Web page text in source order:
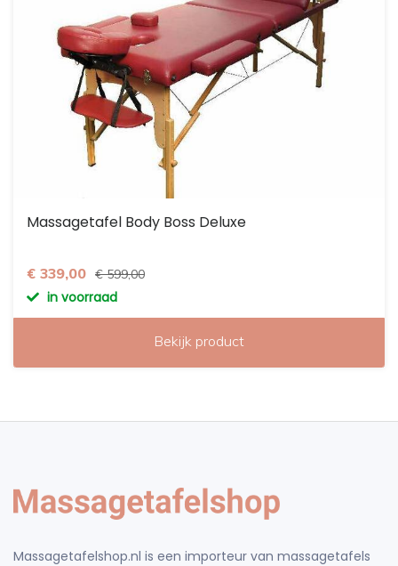
Massagetafel Body Boss Deluxe
€ 339,00 € 599,00
in voorraad
Bekijk product
Massagetafelshop.nl is een importeur van massagetafels